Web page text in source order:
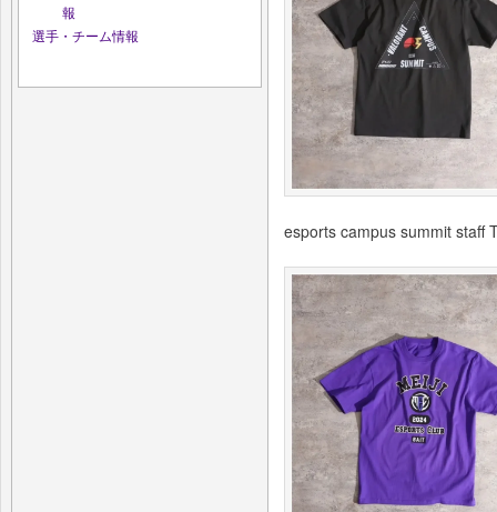
報
選手・チーム情報
esports campus summit staff